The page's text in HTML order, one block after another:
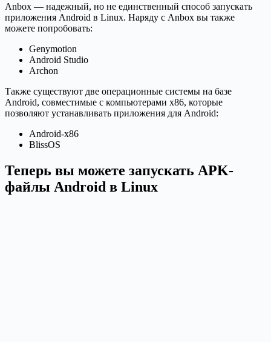
Anbox — надежный, но не единственный способ запускать
приложения Android в Linux. Наряду с Anbox вы также
можете попробовать:
Genymotion
Android Studio
Archon
Также существуют две операционные системы на базе
Android, совместимые с компьютерами x86, которые
позволяют устанавливать приложения для Android:
Android-x86
BlissOS
Теперь вы можете запускать APK-
файлы Android в Linux